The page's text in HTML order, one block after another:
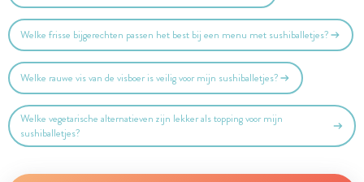
Welke frisse bijgerechten passen het best bij een menu met sushiballetjes?
Welke rauwe vis van de visboer is veilig voor mijn sushiballetjes?
Welke vegetarische alternatieven zijn lekker als topping voor mijn
sushiballetjes?